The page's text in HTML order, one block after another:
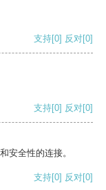
支持[0] 反对[0]
支持[0] 反对[0]
安全性的连接。
支持[0] 反对[0]